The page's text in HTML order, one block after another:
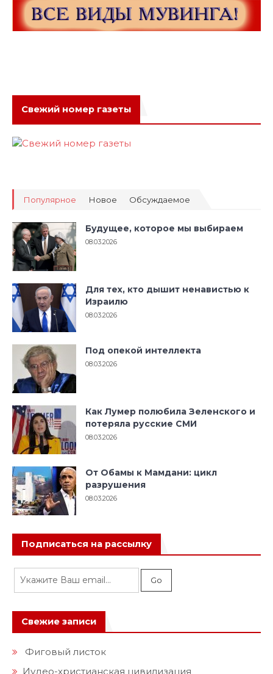
Свежий номер газеты
Популярное Новое Обсуждаемое
Будущее, которое мы выбираем
08.03.2026
Для тех, кто дышит ненавистью к
Израилю
08.03.2026
Под опекой интеллекта
08.03.2026
Как Лумер полюбила Зеленского и
потеряла русские СМИ
08.03.2026
От Обамы к Мамдани: цикл
разрушения
08.03.2026
Подписаться на рассылку
Свежие записи
Фиговый листок
Иудео-христианская цивилизация